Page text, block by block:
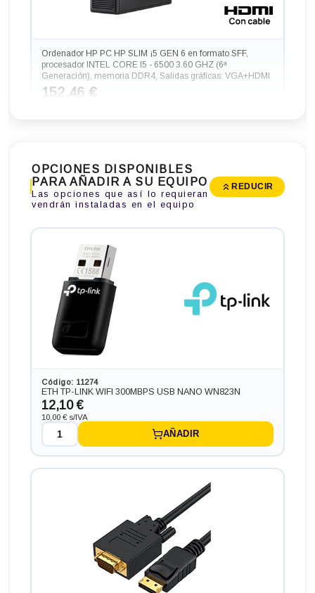
Ordenador HP PC HP SLIM ¡5 GEN 6 en formato SFF,
procesador INTEL CORE I5 - 6500 3.60 GHZ (6ª
Generación), memoria DDR4, Salidas gráficas: VGA+HDMI
152,46 €
Ordenador HP PC HP ¡5 GEN 6 en formato MINI,
procesador INTEL CORE I5 - 6200T 2.8 GHZ (6ª
Generación), memoria DDR4, Salidas gráficas: HDMI+DP
152,46 €
Ordenador HP PC HP SLIM ¡5 GEN 6 RADEON 2GB en
formato SFF, procesador INTEL CORE I5 - 6500 3.60 GHZ
(6ª Generación), memoria DDR4, Salidas gráficas:
OPCIONES DISPONIBLES
PARA AÑADIR A SU EQUIPO
Las opciones que así lo requieran
vendrán instaladas en el equipo
REDUCIR
Código: 11274
ETH TP-LINK WIFI 300MBPS USB NANO WN823N
12,10 €
10,00 € s/IVA
AÑADIR